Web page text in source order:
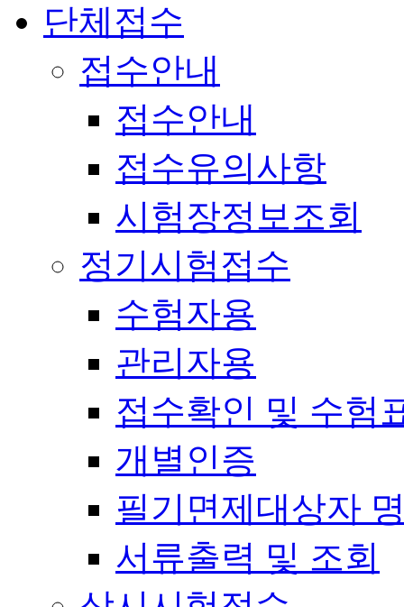
단체접수
접수안내
접수안내
접수유의사항
시험장정보조회
정기시험접수
수험자용
관리자용
접수확인 및 수험
개별인증
필기면제대상자
서류출력 및 조회